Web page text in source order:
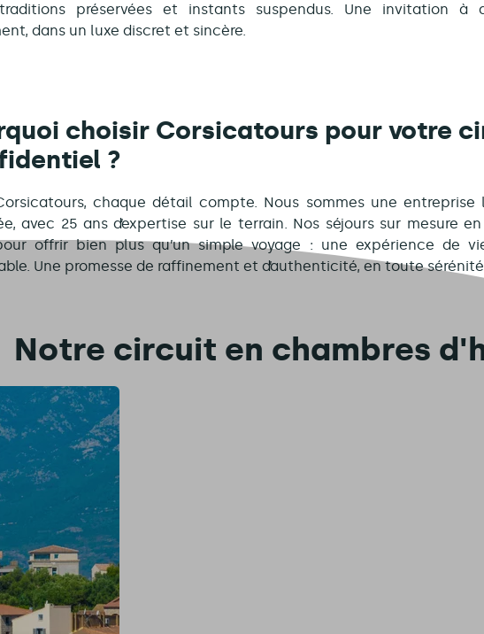
préservées et instants suspendus. Une invitation à
dans un luxe discret et sincère.
choisir Corsicatours pour votre
?
chaque détail compte. Nous sommes une
avec 25 ans d’expertise sur le terrain. Nos séjours sur mesure
offrir bien plus qu’un simple voyage : une expérience de
Une promesse de raffinement et d’authenticité, en toute
Notre circuit en chambres